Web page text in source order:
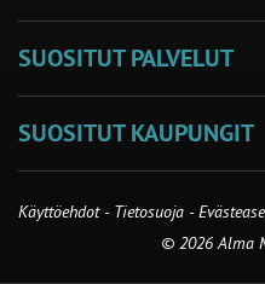
SUOSITUT PALVELUT
SUOSITUT KAUPUNGIT
Käyttöehdot - Tietosuoja -
© 2026 Alma